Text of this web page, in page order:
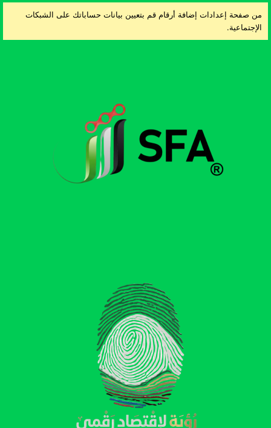
من صفحة إعدادات إضافة أرقام قم بتعيين بيانات حساباتك على الشبكات
الإجتماعية.